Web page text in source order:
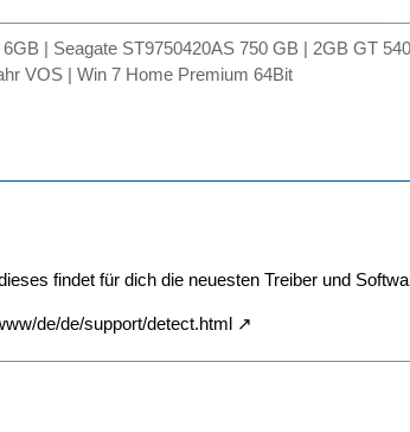
| Seagate ST9750420AS 750 GB | 2GB GT
VOS | Win 7 Home Premium 64Bit
findet für dich die neuesten Treiber und
de/de/support/detect.html